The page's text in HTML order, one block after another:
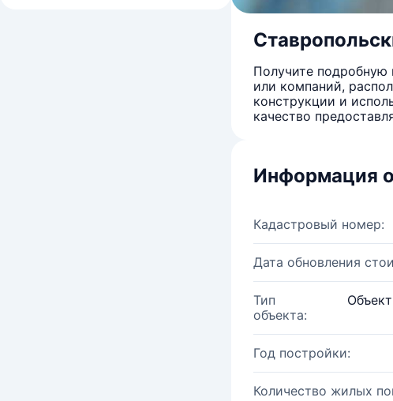
Получите подробную
или компаний,
конструкции и
качество
Информация
Кадастровый номер:
Дата обновления
Тип
объекта:
Год постройки:
Количество жилых